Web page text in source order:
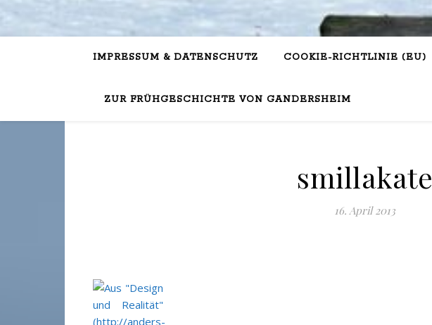
IMPRESSUM & DATENSCHUTZ COOKIE-RICHTLINIE (EU)
ZUR FRÜHGESCHICHTE VON GANDERSHEIM
smillakate
16. April 2013